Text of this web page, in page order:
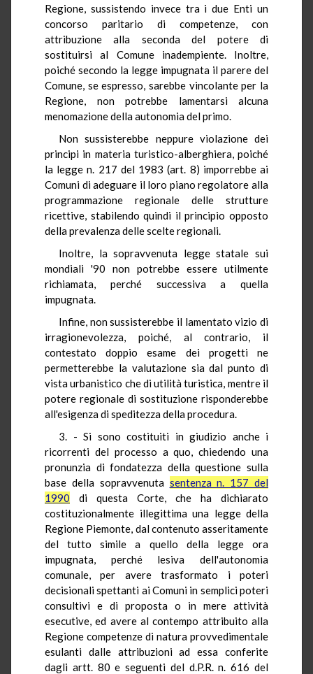
Regione, sussistendo invece tra i due Enti un
concorso paritario di competenze, con
attribuzione alla seconda del potere di
sostituirsi al Comune inadempiente. Inoltre,
poiché secondo la legge impugnata il parere del
Comune, se espresso, sarebbe vincolante per la
Regione, non potrebbe lamentarsi alcuna
menomazione della autonomia del primo.
Non sussisterebbe neppure violazione dei
principi in materia turistico-alberghiera, poiché
la legge n. 217 del 1983 (art. 8) imporrebbe ai
Comuni di adeguare il loro piano regolatore alla
programmazione regionale delle strutture
ricettive, stabilendo quindi il principio opposto
della prevalenza delle scelte regionali.
Inoltre, la sopravvenuta legge statale sui
mondiali '90 non potrebbe essere utilmente
richiamata, perché successiva a quella
impugnata.
Infine, non sussisterebbe il lamentato vizio di
irragionevolezza, poiché, al contrario, il
contestato doppio esame dei progetti ne
permetterebbe la valutazione sia dal punto di
vista urbanistico che di utilità turistica, mentre il
potere regionale di sostituzione risponderebbe
all'esigenza di speditezza della procedura.
3. - Si sono costituiti in giudizio anche i
ricorrenti del processo a quo, chiedendo una
pronunzia di fondatezza della questione sulla
base della sopravvenuta sentenza n. 157 del
1990 di questa Corte, che ha dichiarato
costituzionalmente illegittima una legge della
Regione Piemonte, dal contenuto asseritamente
del tutto simile a quello della legge ora
impugnata, perché lesiva dell'autonomia
comunale, per avere trasformato i poteri
decisionali spettanti ai Comuni in semplici poteri
consultivi e di proposta o in mere attività
esecutive, ed avere al contempo attribuito alla
Regione competenze di natura provvedimentale
esulanti dalle attribuzioni ad essa conferite
dagli artt. 80 e seguenti del d.P.R. n. 616 del